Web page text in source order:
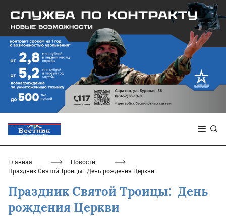
Главная
Новости
Праздник Святой Троицы: ­ День рождения Церкви
Праздник Святой Троицы: ­ День
рождения Церкви